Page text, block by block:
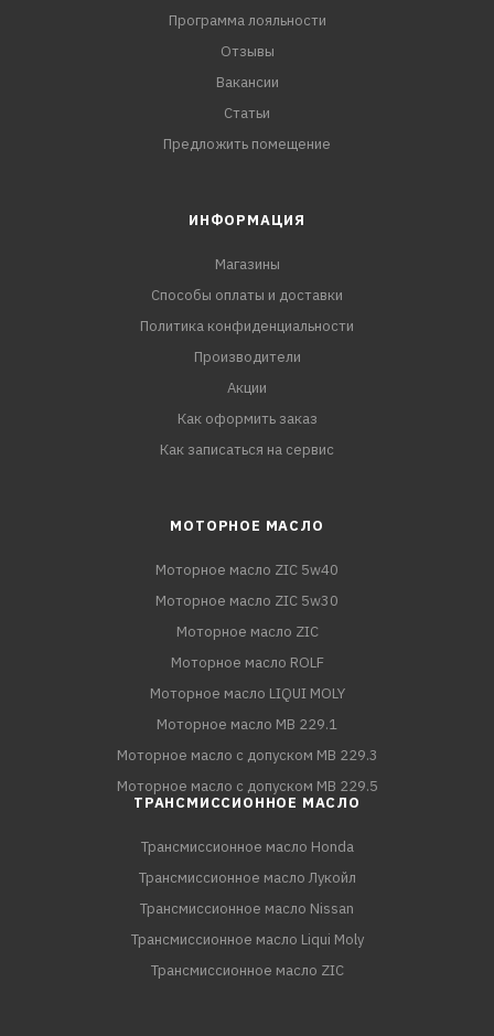
Программа лояльности
Отзывы
Вакансии
Статьи
Предложить помещение
ИНФОРМАЦИЯ
Магазины
Способы оплаты и доставки
Политика конфиденциальности
Производители
Акции
Как оформить заказ
Как записаться на сервис
МОТОРНОЕ МАСЛО
Моторное масло ZIC 5w40
Моторное масло ZIC 5w30
Моторное масло ZIC
Моторное масло ROLF
Моторное масло LIQUI MOLY
Моторное масло MB 229.1
Моторное масло с допуском MB 229.3
Моторное масло с допуском MB 229.5
ТРАНСМИССИОННОЕ МАСЛО
Трансмиссионное масло Honda
Трансмиссионное масло Лукойл
Трансмиссионное масло Nissan
Трансмиссионное масло Liqui Moly
Трансмиссионное масло ZIC